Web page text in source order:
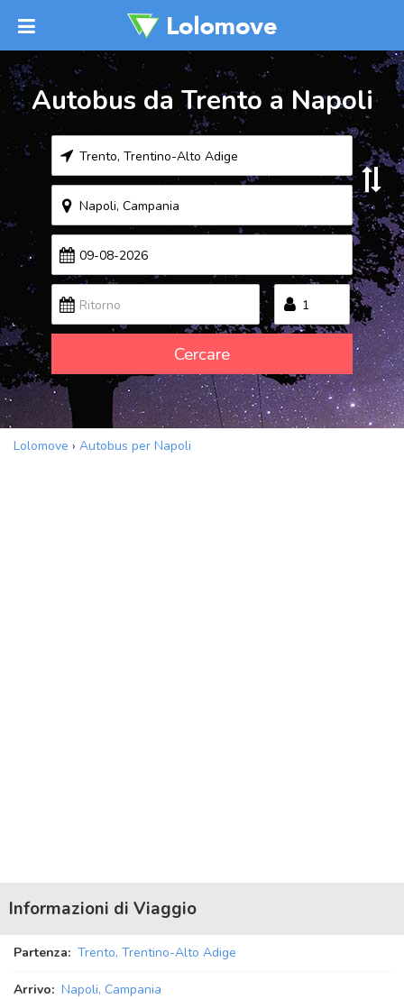
Autobus da Trento a Napoli
Cercare
Lolomove › Autobus per Napoli
Informazioni di Viaggio
Partenza: Trento, Trentino-Alto Adige
Arrivo: Napoli, Campania